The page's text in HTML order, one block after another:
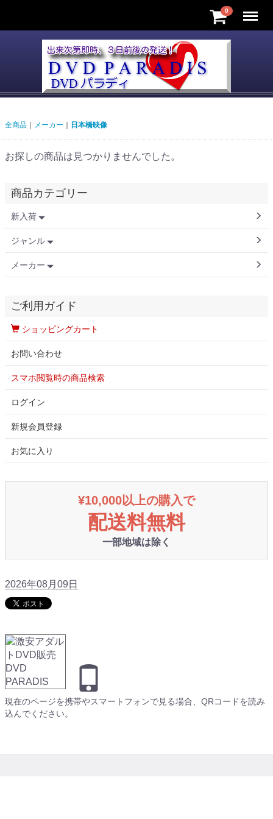
0 Menu
全商品 メーカー 日本橋映像
お探しの商品は見つかりませんでした。
商品カテゴリー
新入荷
ジャンル
メーカー
ご利用ガイド
ショッピングカート
お問い合わせ
スマホ閲覧時の商品検索
ログイン
新規会員登録
お気に入り
¥10,000以上の購入で
配送料無料
一部地域は除く
2026年08月09日
現在のページを携帯やスマートフォンで見る場合、QRコードを読み
込んでください。